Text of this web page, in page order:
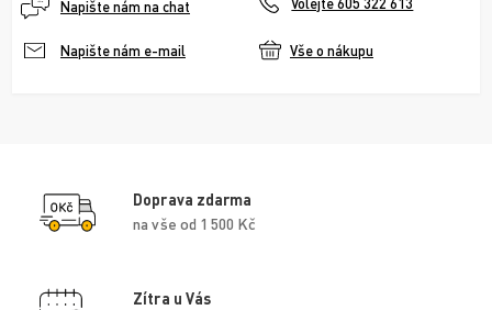
Napište nám na chat
Napište nám e-mail Vše o nákupu
Doprava zdarma
na vše od 1 500 Kč
Zítra u Vás